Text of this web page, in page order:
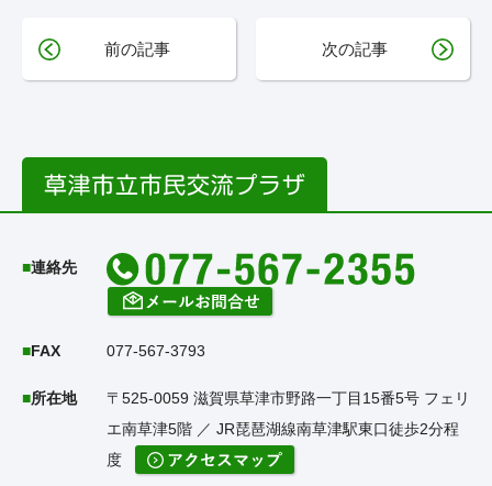
前の記事 次の記事
連絡先
FAX 077-567-3793
所在地
〒525-0059 滋賀県草津市野路一丁目15番5号 フェリ
エ南草津5階 ／ JR琵琶湖線南草津駅東口徒歩2分程
度